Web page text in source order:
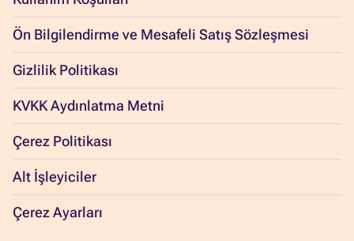
Ön Bilgilendirme ve Mesafeli Satış Sözleşmesi
Gizlilik Politikası
KVKK Aydınlatma Metni
Çerez Politikası
Alt İşleyiciler
Çerez Ayarları